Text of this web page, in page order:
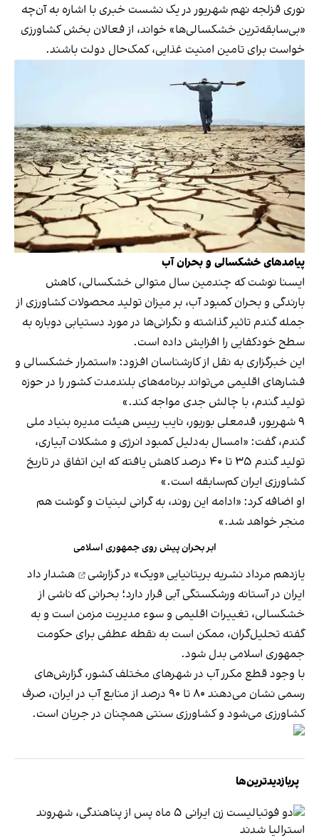
نوری قزلجه نهم شهریور در یک نشست خبری با اشاره به آن‌چه
«بی‌سابقه‌ترین خشکسالی‌ها» خواند، از فعالان بخش کشاورزی
خواست برای تامین امنیت غذایی، کمک‌حال دولت باشند.
پیامدهای خشکسالی و بحران آب
ایسنا نوشت که چندمین سال متوالی خشکسالی، کاهش
بارندگی و بحران کمبود آب، بر میزان تولید محصولات کشاورزی از
جمله گندم تاثیر گذاشته و نگرانی‌ها در مورد دستیابی دوباره به
سطح خودکفایی را افزایش داده است.
این خبرگزاری به نقل از کارشناسان افزود: «استمرار خشکسالی و
فشارهای اقلیمی می‌تواند برنامه‌های بلندمدت کشور را در حوزه
تولید گندم، با چالش جدی مواجه کند.»
۹ شهریور، قدمعلی بوربور، نایب رییس هیئت مدیره بنیاد ملی
گندم، گفت: «امسال به‌دلیل کمبود انرژی و مشکلات آبیاری،
تولید گندم ۳۵ تا ۴۰ درصد کاهش یافته که این اتفاق در تاریخ
کشاورزی ایران کم‌سابقه است.»
او اضافه کرد: «ادامه این روند، به گرانی لبنیات و گوشت هم
منجر خواهد شد.»
ابر بحران پیش روی جمهوری اسلامی
یازدهم مرداد نشریه بریتانیایی «ویک» در گزارشی
هشدار داد
ایران در آستانه ورشکستگی آبی قرار دارد؛ بحرانی که ناشی از
خشکسالی، تغییرات اقلیمی و سوء مدیریت مزمن است و به
گفته تحلیل‌گران، ممکن است به نقطه‌ عطفی برای حکومت
جمهوری اسلامی بدل شود.
با وجود قطع مکرر آب در شهرهای مختلف کشور، گزارش‌های
رسمی نشان می‌دهند ۸۰ تا ۹۰ درصد از منابع آب در ایران، صرف
کشاورزی می‌شود و کشاورزی سنتی همچنان در جریان است.
پربازدیدترین‌ها